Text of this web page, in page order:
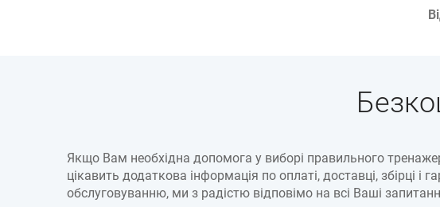
Якщо Вам необхідна допомога у виборі правильного
цікавить додаткова інформація по оплаті, доставці, збірці і
обслуговуванню, ми з радістю відповімо на всі Ваші